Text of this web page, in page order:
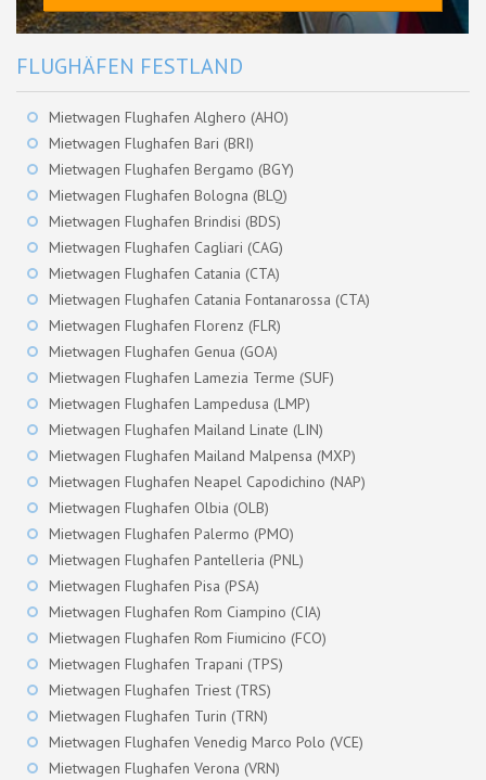
FLUGHÄFEN FESTLAND
Mietwagen Flughafen Alghero (AHO)
Mietwagen Flughafen Bari (BRI)
Mietwagen Flughafen Bergamo (BGY)
Mietwagen Flughafen Bologna (BLQ)
Mietwagen Flughafen Brindisi (BDS)
Mietwagen Flughafen Cagliari (CAG)
Mietwagen Flughafen Catania (CTA)
Mietwagen Flughafen Catania Fontanarossa (CTA)
Mietwagen Flughafen Florenz (FLR)
Mietwagen Flughafen Genua (GOA)
Mietwagen Flughafen Lamezia Terme (SUF)
Mietwagen Flughafen Lampedusa (LMP)
Mietwagen Flughafen Mailand Linate (LIN)
Mietwagen Flughafen Mailand Malpensa (MXP)
Mietwagen Flughafen Neapel Capodichino (NAP)
Mietwagen Flughafen Olbia (OLB)
Mietwagen Flughafen Palermo (PMO)
Mietwagen Flughafen Pantelleria (PNL)
Mietwagen Flughafen Pisa (PSA)
Mietwagen Flughafen Rom Ciampino (CIA)
Mietwagen Flughafen Rom Fiumicino (FCO)
Mietwagen Flughafen Trapani (TPS)
Mietwagen Flughafen Triest (TRS)
Mietwagen Flughafen Turin (TRN)
Mietwagen Flughafen Venedig Marco Polo (VCE)
Mietwagen Flughafen Verona (VRN)